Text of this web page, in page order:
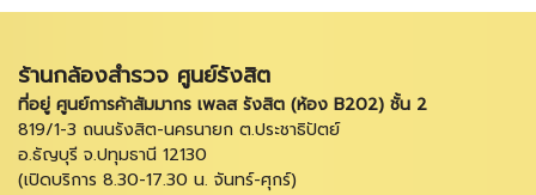
ร้านกล้องสำรวจ ศูนย์รังสิต
ที่อยู่ ศูนย์การค้าสัมมากร เพลส รังสิต (ห้อง B202) ชั้น 2
819/1-3 ถนนรังสิต-นครนายก ต.ประชาธิปัตย์
อ.ธัญบุรี จ.ปทุมธานี 12130
(เปิดบริการ 8.30-17.30 น. จันทร์-ศุกร์)